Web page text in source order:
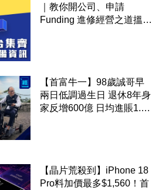
｜教你開公司、申請
Funding 進修經營之道搵大
【首富牛一】98歲誠哥早
兩日低調過生日 退休8年身
家反增600億 日均進賬1.67
【晶片荒殺到】iPhone 18
Pro料加價最多$1,560！首